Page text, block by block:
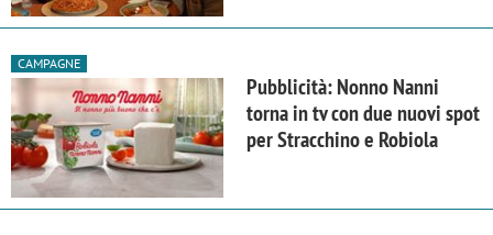
CAMPAGNE
Pubblicità: Nonno Nanni
torna in tv con due nuovi spot
per Stracchino e Robiola